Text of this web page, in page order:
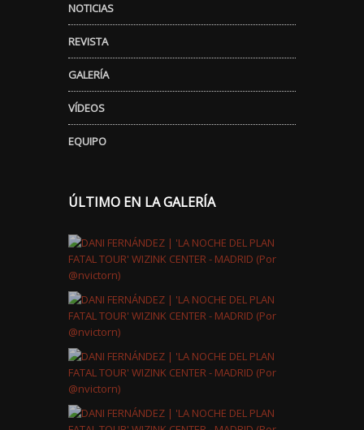
NOTICIAS
REVISTA
GALERÍA
VÍDEOS
EQUIPO
ÚLTIMO EN LA GALERÍA